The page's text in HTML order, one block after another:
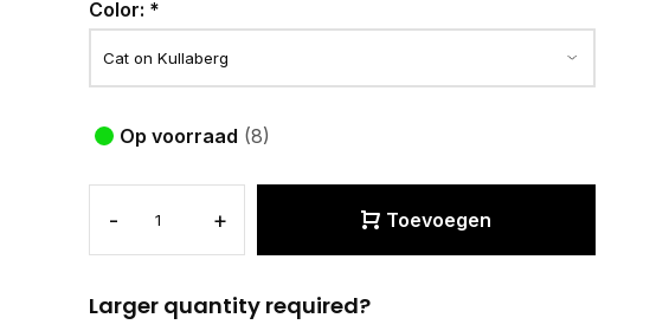
Color: *
Op voorraad (8)
- + Toevoegen
Larger quantity required?